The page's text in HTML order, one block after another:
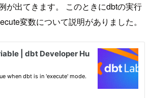
が出てきます。 このときにdbtの実行
変数について説明がありました。